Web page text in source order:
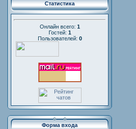
Статистика
Онлайн всего: 1
Гостей: 1
Пользователей: 0
Форма входа